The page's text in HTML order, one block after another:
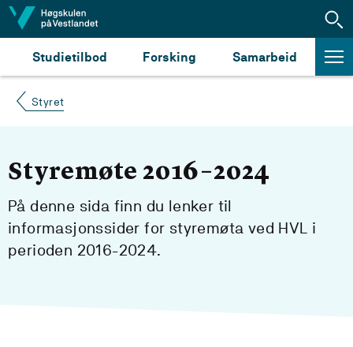
Hopp til innhald
Studietilbod Forsking Samarbeid
Styret
Styremøte 2016–2024
På denne sida finn du lenker til
informasjonssider for styremøta ved HVL i
perioden 2016-2024.